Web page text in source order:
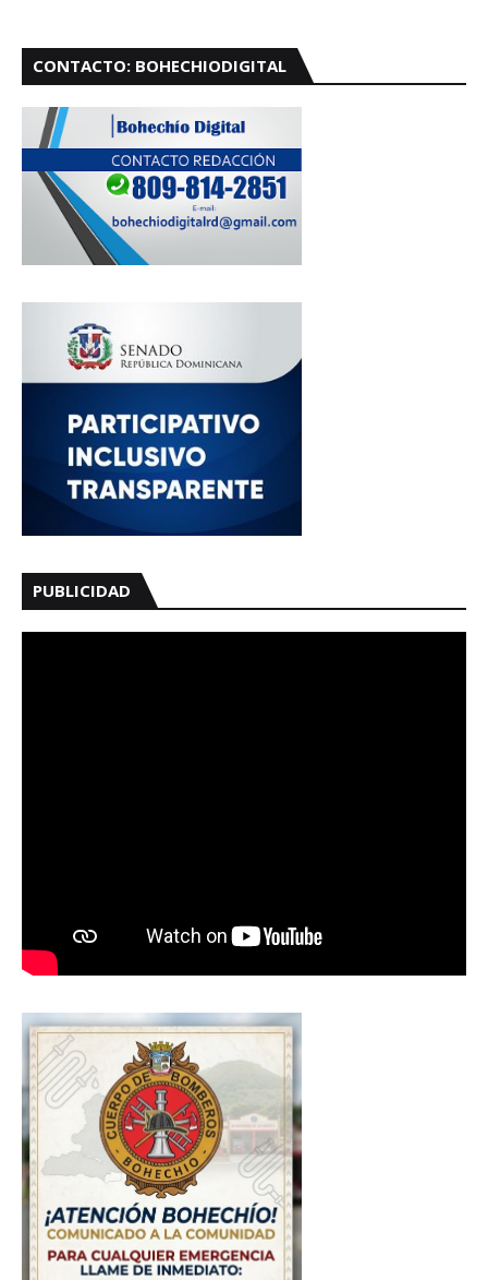
CONTACTO: BOHECHIODIGITAL
PUBLICIDAD